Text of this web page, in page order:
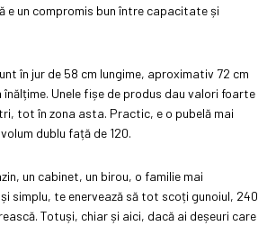
e un compromis bun între capacitate și
în jur de 58 cm lungime, aproximativ 72 cm
înălțime. Unele fișe de produs dau valori foarte
tot în zona asta. Practic, e o pubelă mai
dublu față de 120.
un cabinet, un birou, o familie mai
simplu, te enervează să tot scoți gunoiul, 240
Totuși, chiar și aici, dacă ai deșeuri care